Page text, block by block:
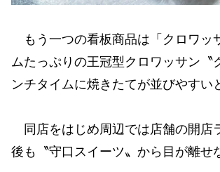
もう一つの看板商品は「クロワッ
ムたっぷりの王冠型クロワッサン〝
ンチタイムに焼きたてが並びやすい
同店をはじめ周辺では店舗の開店
後も〝守口スイーツ〟から目が離せ